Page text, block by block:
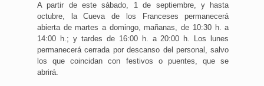
A partir de este sábado, 1 de septiembre, y hasta
octubre, la Cueva de los Franceses permanecerá
abierta de martes a domingo, mañanas, de 10:30 h. a
14:00 h.; y tardes de 16:00 h. a 20:00 h. Los lunes
permanecerá cerrada por descanso del personal, salvo
los que coincidan con festivos o puentes, que se
abrirá.